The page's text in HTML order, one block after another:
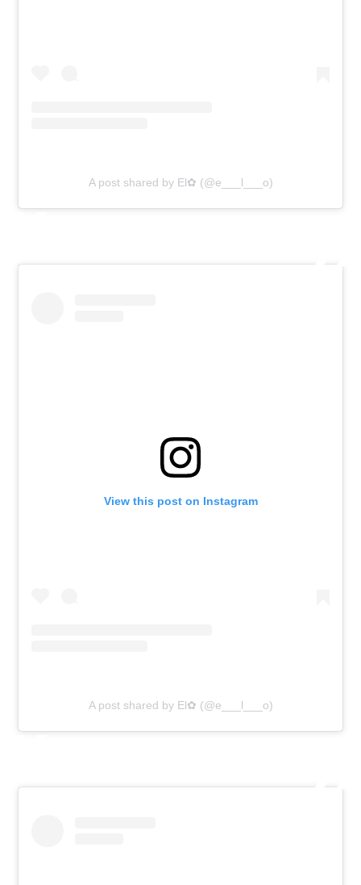
A post shared by El✿ (@e___l___o)
View this post on Instagram
A post shared by El✿ (@e___l___o)